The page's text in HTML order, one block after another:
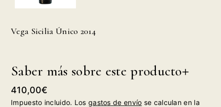
Vega Sicilia Único 2014
Saber más sobre este producto
Precio
habitual
410,00€
Impuesto incluido. Los gastos de envío se calculan en la